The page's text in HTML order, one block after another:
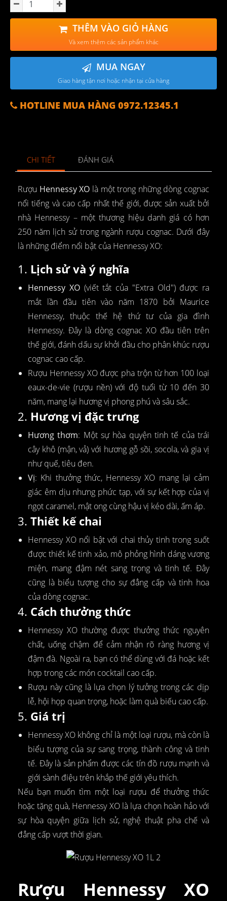
THÊM VÀO GIỎ HÀNG
Và xem thêm các sản phẩm khác
MUA NGAY
Giao hàng tận nơi hoặc nhận tại cửa hàng
HOTLINE MUA HÀNG 0972.12345.1
CHI TIẾT ĐÁNH GIÁ
Rượu Hennessy XO là một trong những dòng cognac
nổi tiếng và cao cấp nhất thế giới, được sản xuất bởi
nhà Hennessy – một thương hiệu danh giá có hơn
250 năm lịch sử trong ngành rượu cognac. Dưới đây
là những điểm nổi bật của Hennessy XO:
1. Lịch sử và ý nghĩa
Hennessy XO(viết tắt của "Extra Old") được ra
mắt lần đầu tiên vào năm 1870 bởi Maurice
Hennessy, thuộc thế hệ thứ tư của gia đình
Hennessy. Đây là dòng cognac XO đầu tiên trên
thế giới, đánh dấu sự khởi đầu cho phân khúc rượu
cognac cao cấp.
Rượu Hennessy XO được pha trộn từ hơn 100 loại
eaux-de-vie (rượu nền) với độ tuổi từ 10 đến 30
năm, mang lại hương vị phong phú và sâu sắc.
2. Hương vị đặc trưng
Hương thơm: Một sự hòa quyện tinh tế của trái
cây khô (mận, vả) với hương gỗ sồi, socola, và gia vị
như quế, tiêu đen.
Vị: Khi thưởng thức, Hennessy XO mang lại cảm
giác êm dịu nhưng phức tạp, với sự kết hợp của vị
ngọt caramel, mật ong cùng hậu vị kéo dài, ấm áp.
3. Thiết kế chai
Hennessy XO nổi bật với chai thủy tinh trong suốt
được thiết kế tinh xảo, mô phỏng hình dáng vương
miện, mang đậm nét sang trọng và tinh tế. Đây
cũng là biểu tượng cho sự đẳng cấp và tinh hoa
của dòng cognac.
4. Cách thưởng thức
Hennessy XO thường được thưởng thức nguyên
chất, uống chậm để cảm nhận rõ ràng hương vị
đậm đà. Ngoài ra, bạn có thể dùng với đá hoặc kết
hợp trong các món cocktail cao cấp.
Rượu này cũng là lựa chọn lý tưởng trong các dịp
lễ, hội họp quan trọng, hoặc làm quà biếu cao cấp.
5. Giá trị
Hennessy XO không chỉ là một loại rượu, mà còn là
biểu tượng của sự sang trọng, thành công và tinh
tế. Đây là sản phẩm được các tín đồ rượu mạnh và
giới sành điệu trên khắp thế giới yêu thích.
Nếu bạn muốn tìm một loại rượu để thưởng thức
hoặc tặng quà, Hennessy XO là lựa chọn hoàn hảo với
sự hòa quyện giữa lịch sử, nghệ thuật pha chế và
đẳng cấp vượt thời gian.
Rượu Hennessy XO